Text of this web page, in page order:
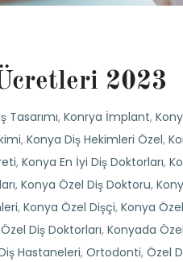
2023
Tasarımı, Konrya İmplant,
, Konya Diş Hekimleri Özel,
, Konya En İyi Diş Doktorları,
, Konya Özel Diş Doktoru,
, Konya Özel Dişçi, Konya
Diş Doktorları, Konyada
Hastaneleri, Ortodonti, Özel